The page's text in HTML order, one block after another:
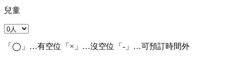
兒童
「◯」…有空位「×」…沒空位「-」…可預訂時間外